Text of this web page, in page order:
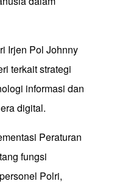
Irjen Pol Johnny
terkait strategi
informasi dan
digital.
Peraturan
fungsi
Polri,